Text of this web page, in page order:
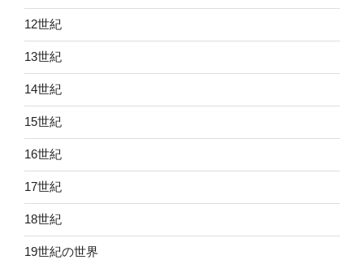
12世紀
13世紀
14世紀
15世紀
16世紀
17世紀
18世紀
19世紀の世界